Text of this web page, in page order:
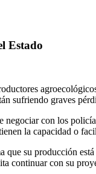
Estado
graves
con los
la capacidad o
su producción
continuar con su